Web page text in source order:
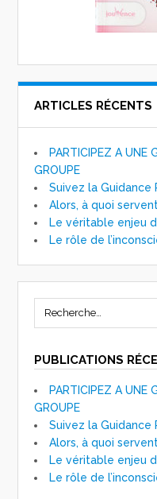
ARTICLES RÉCENTS
PARTICIPEZ A UNE
GROUPE
Suivez la
Alors, à quoi
Le véritable enjeu
Le rôle de
PUBLICATIONS
PARTICIPEZ A UNE
GROUPE
Suivez la
Alors, à quoi
Le véritable enjeu
Le rôle de